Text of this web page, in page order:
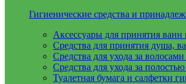
Гигиенические средства и
Аксессуары для принятия
Средства для принятия душа,
Средства для ухода за
Средства для ухода за
Туалетная бумага и салфетки